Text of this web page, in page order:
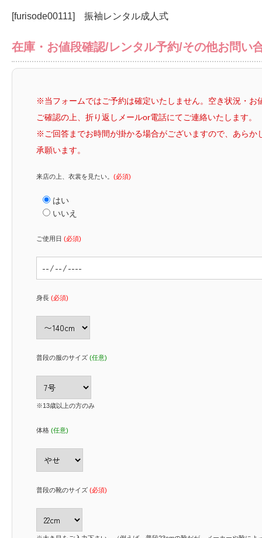
[furisode00111] 振袖レンタル成人式
在庫・お値段確認/レンタル予約/その他お問い
※当フォームではご予約は確定いたしません。空き状況・お
ご確認の上、折り返しメールor電話にてご連絡いたします。
※ご回答までお時間が掛かる場合がございますので、あらか
承願います。
来店の上、衣裳を見たい。 (必須)
はい
いいえ
ご使用日 (必須)
身長 (必須)
普段の服のサイズ (任意)
※13歳以上の方のみ
体格 (任意)
普段の靴のサイズ (必須)